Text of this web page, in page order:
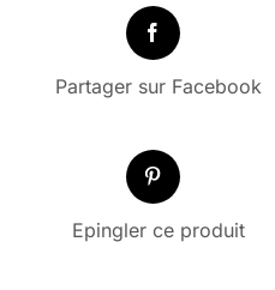
Partager sur Facebook
Epingler ce produit